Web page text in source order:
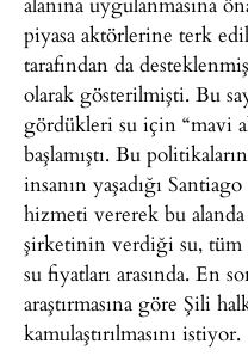
piyasa aktörlerine terk
tarafından da
olarak gösterilmişti. Bu
gördükleri su için “mavi
başlamıştı. Bu
insanın yaşadığı
hizmeti vererek bu
şirketinin verdiği su, tüm
su fiyatları arasında. En
araştırmasına göre Şili
kamulaştırılmasını istiyor.